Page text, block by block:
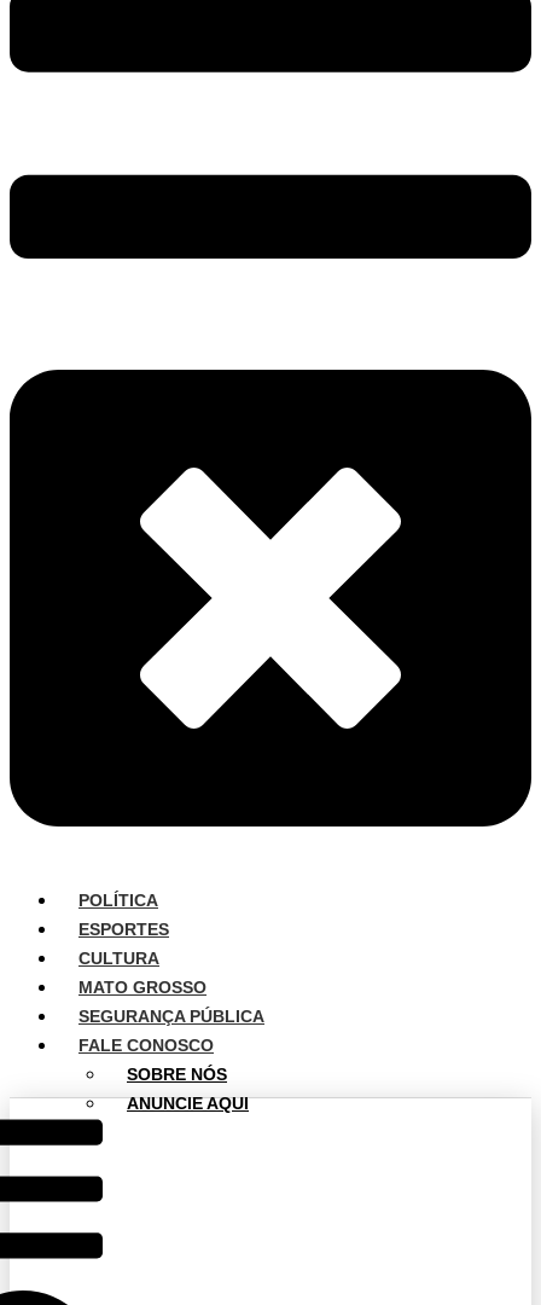
POLÍTICA
ESPORTES
CULTURA
MATO GROSSO
SEGURANÇA PÚBLICA
FALE CONOSCO
SOBRE NÓS
ANUNCIE AQUI